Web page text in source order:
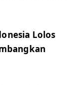
Lolos